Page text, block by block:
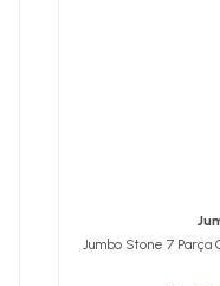
Jumbo Stone 7 Parça